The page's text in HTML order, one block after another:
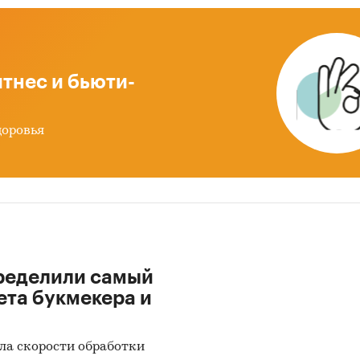
предыдущего года. Указаны регионы с
приростом за аналогичный период
по потребительским ценам на карандаш
в разрезе федеральных округов
цены в актуальном месяце по федеральным
цены по месяцам 2025 года в разрезе
прироста за месяц в 2025 году в разрезе
и бьюти-
самый
букмекера и
скорости обработки